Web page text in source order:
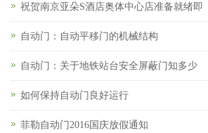
祝贺南京亚朵S酒店奥体中心店准备就绪即
自动门：自动平移门的机械结构
自动门：关于地铁站台安全屏蔽门知多少
如何保持自动门良好运行
菲勒自动门2016国庆放假通知